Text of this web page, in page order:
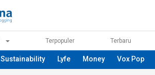
Terpopuler Terbaru
Sustainability Lyfe Money Vox Pop